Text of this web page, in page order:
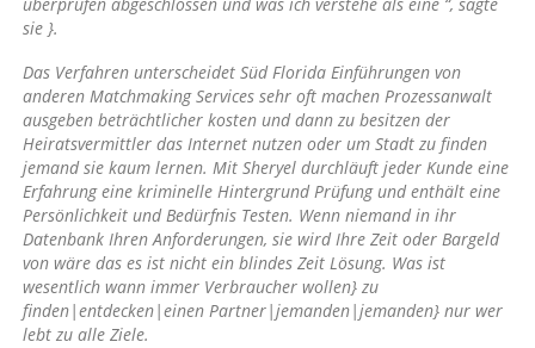
sie }.
Das Verfahren unterscheidet Süd Florida Einführungen von
anderen Matchmaking Services sehr oft machen Prozessanwalt
ausgeben beträchtlicher kosten und dann zu besitzen der
Heiratsvermittler das Internet nutzen oder um Stadt zu finden
jemand sie kaum lernen. Mit Sheryel durchläuft jeder Kunde eine
Erfahrung eine kriminelle Hintergrund Prüfung und enthält eine
Persönlichkeit und Bedürfnis Testen. Wenn niemand in ihr
Datenbank Ihren Anforderungen, sie wird Ihre Zeit oder Bargeld
von wäre das es ist nicht ein blindes Zeit Lösung. Was ist
wesentlich wann immer Verbraucher wollen} zu
finden|entdecken|einen Partner|jemanden|jemanden} nur wer
lebt zu alle Ziele.